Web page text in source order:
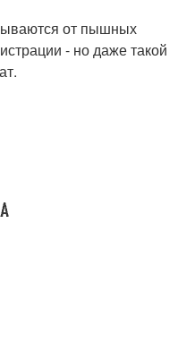
от пышных
- но даже такой